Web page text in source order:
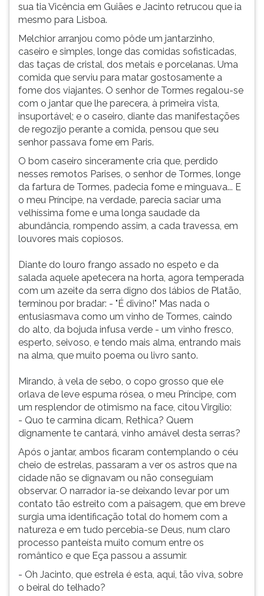
sua tia Vicência em Guiães e Jacinto retrucou que ia
mesmo para Lisboa.
Melchior arranjou como pôde um jantarzinho,
caseiro e simples, longe das comidas sofisticadas,
das taças de cristal, dos metais e porcelanas. Uma
comida que serviu para matar gostosamente a
fome dos viajantes. O senhor de Tormes regalou-se
com o jantar que lhe parecera, à primeira vista,
insuportável; e o caseiro, diante das manifestações
de regozijo perante a comida, pensou que seu
senhor passava fome em Paris.
O bom caseiro sinceramente cria que, perdido
nesses remotos Parises, o senhor de Tormes, longe
da fartura de Tormes, padecia fome e minguava... E
o meu Príncipe, na verdade, parecia saciar uma
velhíssima fome e uma longa saudade da
abundância, rompendo assim, a cada travessa, em
louvores mais copiosos.
Diante do louro frango assado no espeto e da
salada aquele apetecera na horta, agora temperada
com um azeite da serra digno dos lábios de Platão,
terminou por bradar: - "É divino!" Mas nada o
entusiasmava como um vinho de Tormes, caindo
do alto, da bojuda infusa verde - um vinho fresco,
esperto, seivoso, e tendo mais alma, entrando mais
na alma, que muito poema ou livro santo.
Mirando, à vela de sebo, o copo grosso que ele
orlava de leve espuma rósea, o meu Príncipe, com
um resplendor de otimismo na face, citou Virgílio:
- Quo te carmina dicam, Rethica? Quem
dignamente te cantará, vinho amável desta serras?
Após o jantar, ambos ficaram contemplando o céu
cheio de estrelas, passaram a ver os astros que na
cidade não se dignavam ou não conseguiam
observar. O narrador ia-se deixando levar por um
contato tão estreito com a paisagem, que em breve
surgia uma identificação total do homem com a
natureza e em tudo percebia-se Deus, num claro
processo panteísta muito comum entre os
romântico e que Eça passou a assumir.
- Oh Jacinto, que estrela é esta, aqui, tão viva, sobre
o beiral do telhado?